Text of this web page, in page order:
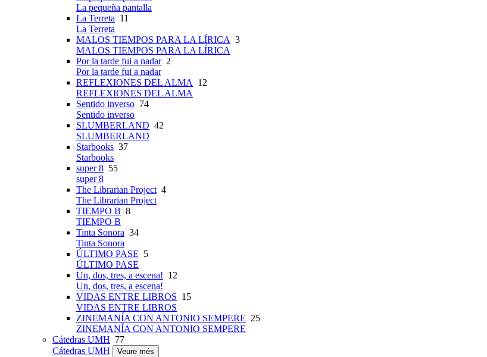
La pequeña pantalla
La Terreta 11
La Terreta
MALOS TIEMPOS PARA LA LÍRICA 3
MALOS TIEMPOS PARA LA LÍRICA
Por la tarde fui a nadar2
Por la tarde fui a nadar
REFLEXIONES DEL ALMA
12
REFLEXIONES DEL ALMA
Sentido inverso 74
Sentido inverso
SLUMBERLAND 42
SLUMBERLAND
Starbooks 37
Starbooks
super 8 55
super 8
The Librarian Project 4
The Librarian Project
TIEMPO B 8
TIEMPO B
Tinta Sonora 34
Tinta Sonora
ÚLTIMO PASE 5
ÚLTIMO PASE
Un, dos, tres, a escena! 12
Un, dos, tres, a escena!
VIDAS ENTRE LIBROS 15
VIDAS ENTRE LIBROS
ZINEMANÍA CON ANTONIO SEMPERE 25
ZINEMANÍA CON ANTONIO SEMPERE
Cátedras UMH 77
Cátedras UMH
Veure més